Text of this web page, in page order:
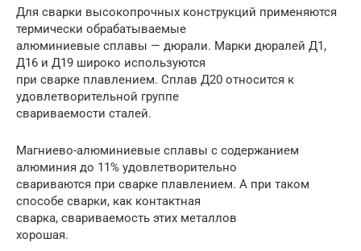
Для сварки высокопрочных конструкций применяются
термически обрабатываемые
алюминиевые сплавы — дюрали. Марки дюралей Д1,
Д16 и Д19 широко используются
при сварке плавлением. Сплав Д20 относится к
удовлетворительной группе
свариваемости сталей.
Магниево-алюминиевые сплавы с содержанием
алюминия до 11% удовлетворительно
свариваются при сварке плавлением. А при таком
способе сварки, как контактная
сварка, свариваемость этих металлов
хорошая.